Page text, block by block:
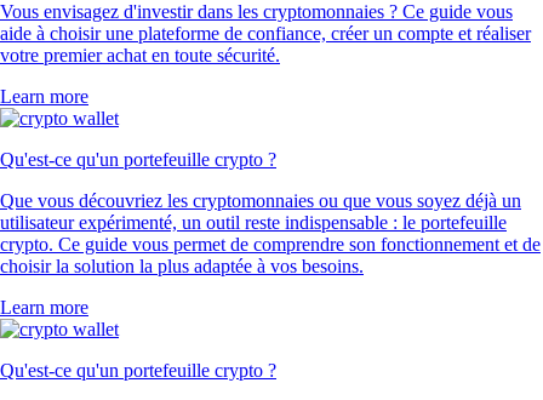
Vous envisagez d'investir dans les cryptomonnaies ? Ce guide vous
aide à choisir une plateforme de confiance, créer un compte et réaliser
votre premier achat en toute sécurité.
Learn more
Qu'est-ce qu'un portefeuille crypto ?
Que vous découvriez les cryptomonnaies ou que vous soyez déjà un
utilisateur expérimenté, un outil reste indispensable : le portefeuille
crypto. Ce guide vous permet de comprendre son fonctionnement et de
choisir la solution la plus adaptée à vos besoins.
Learn more
Qu'est-ce qu'un portefeuille crypto ?